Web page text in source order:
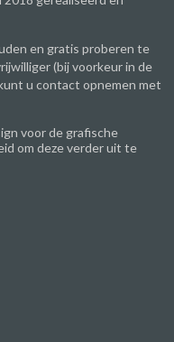
en gratis proberen te
(bij voorkeur in de
u contact opnemen met
voor de grafische
om deze verder uit te